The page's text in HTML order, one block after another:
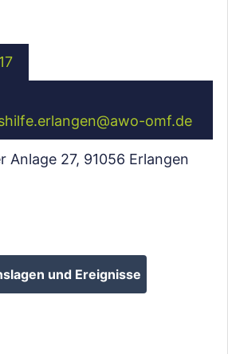
@awo-omf.de
Anlage 27, 91056 Erlangen
und Ereignisse